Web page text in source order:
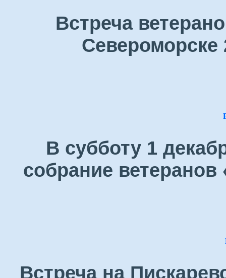
Встреча
Североморске
В субботу 1
собрание
Встреча на